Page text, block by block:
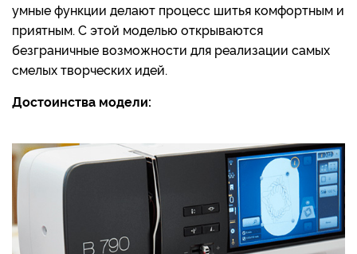
умные функции делают процесс шитья комфортным и
приятным. С этой моделью открываются
безграничные возможности для реализации самых
смелых творческих идей.
Достоинства модели: